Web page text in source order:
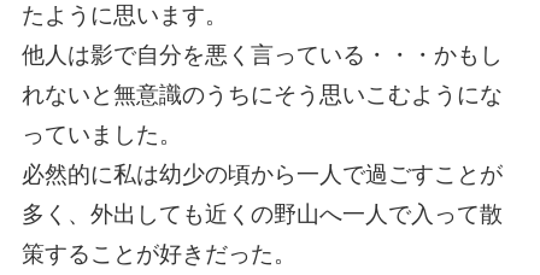
たように思います。
他人は影で自分を悪く言っている・・・かもし
れないと無意識のうちにそう思いこむようにな
っていました。
必然的に私は幼少の頃から一人で過ごすことが
多く、外出しても近くの野山へ一人で入って散
策することが好きだった。